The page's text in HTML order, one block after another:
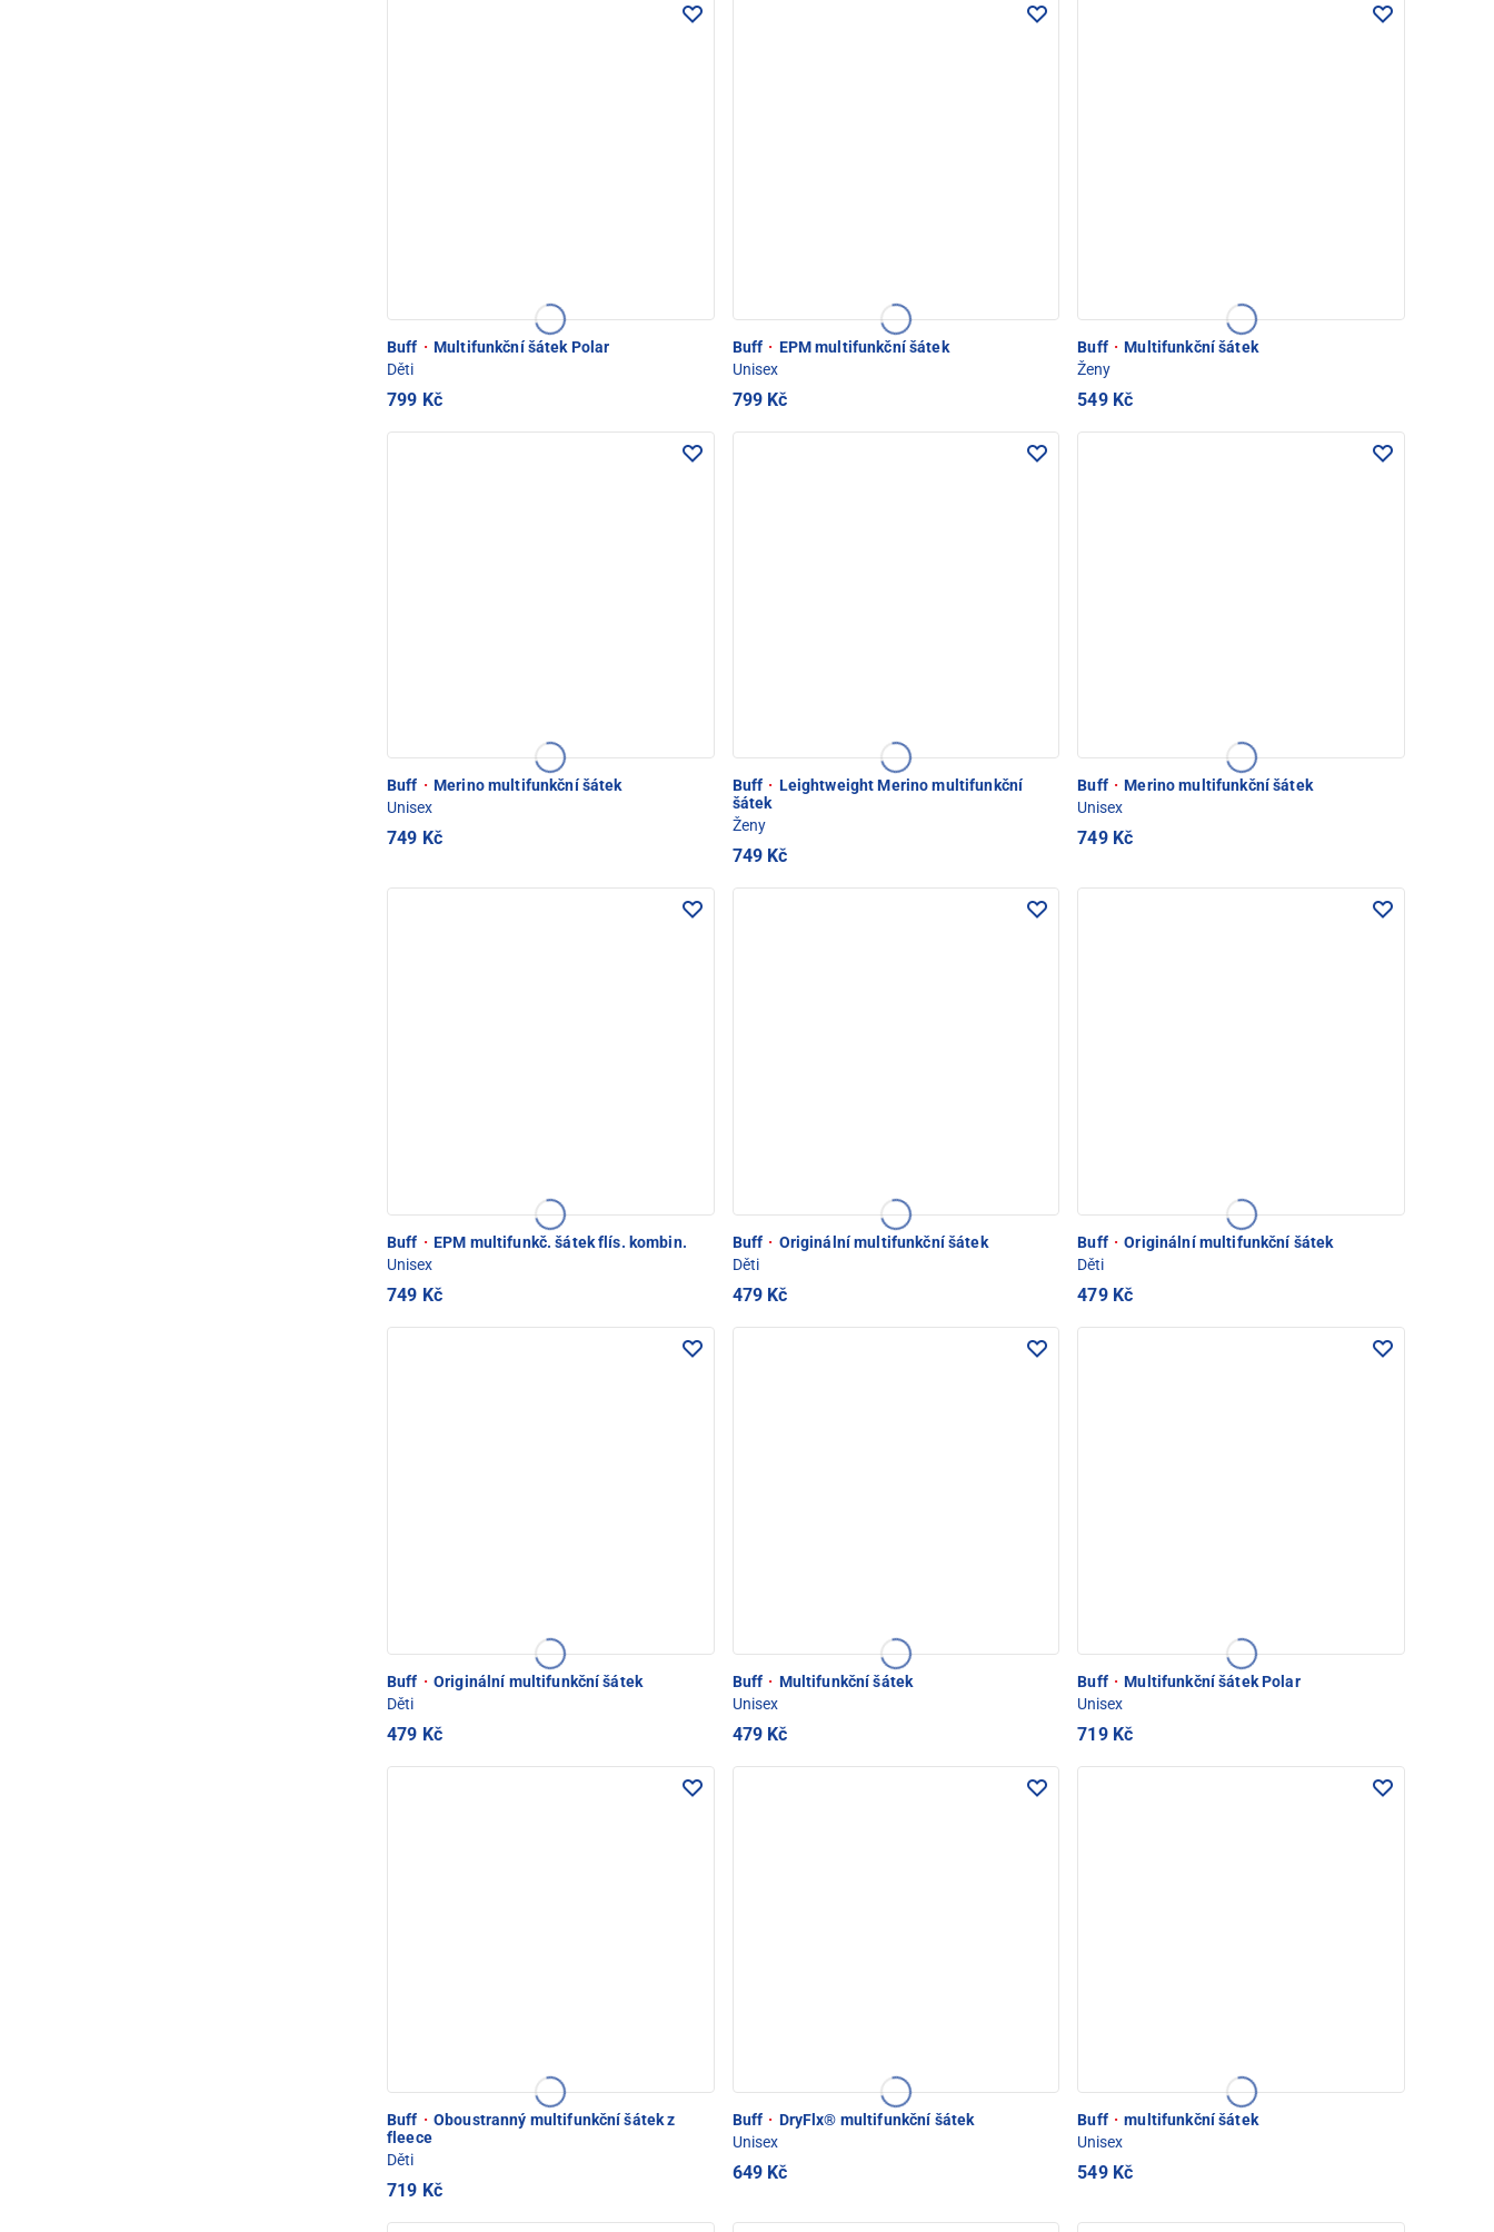
Buff · Multifunkční šátek Polar
Děti
799 Kč
Buff · EPM multifunkční šátek
Unisex
799 Kč
Buff · Multifunkční šátek
Ženy
549 Kč
Buff · Merino multifunkční šátek
Unisex
749 Kč
Buff · Leightweight Merino multifunkční
šátek
Ženy
749 Kč
Buff · Merino multifunkční šátek
Unisex
749 Kč
Buff · EPM multifunkč. šátek flís. kombin.
Unisex
749 Kč
Buff · Originální multifunkční šátek
Děti
479 Kč
Buff · Originální multifunkční šátek
Děti
479 Kč
Buff · Originální multifunkční šátek
Děti
479 Kč
Buff · Multifunkční šátek
Unisex
479 Kč
Buff · Multifunkční šátek Polar
Unisex
719 Kč
Buff · Oboustranný multifunkční šátek z
fleece
Děti
719 Kč
Buff · DryFlx® multifunkční šátek
Unisex
649 Kč
Buff · multifunkční šátek
Unisex
549 Kč